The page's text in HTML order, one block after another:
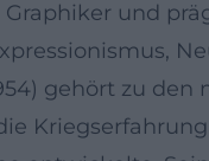
und
gehört zu